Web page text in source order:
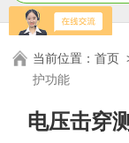
当前位置：首页
护功能
电压击穿